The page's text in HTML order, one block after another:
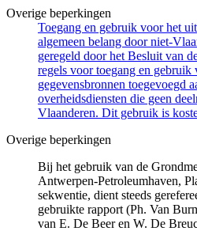
Overige beperkingen
Toegang en gebruik voor het
algemeen belang door niet-
geregeld door het Besluit van
regels voor toegang en gebruik
gegevensbronnen toegevoegd
overheidsdiensten die geen
Vlaanderen. Dit gebruik is
Overige beperkingen
Bij het gebruik van de
Antwerpen-Petroleumhaven,
sekwentie, dient steeds
gebruikte rapport (Ph. Van
van E. De Beer en W. De